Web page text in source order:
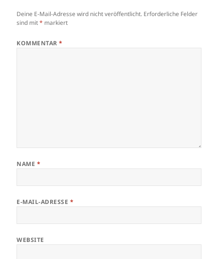
Deine E-Mail-Adresse wird nicht veröffentlicht. Erforderliche Felder
sind mit* markiert
KOMMENTAR*
NAME *
E-MAIL-ADRESSE *
WEBSITE